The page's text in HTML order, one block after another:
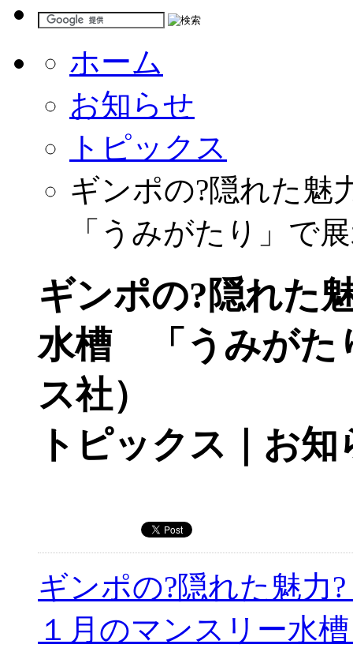
ホーム
お知らせ
トピックス
ギンポの?隠れた
「うみがたり」で
ギンポの?隠れた
水槽 「うみがた
ス社）
トピックス｜お知
ギンポの?隠れた魅
１月のマンスリー